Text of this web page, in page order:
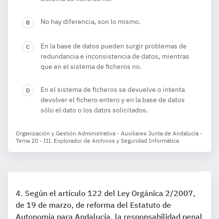
No hay diferencia, son lo mismo.
En la base de datos pueden surgir problemas de
redundancia e inconsistencia de datos, mientras
que en el sistema de ficheros no.
En el sistema de ficheros se devuelve o intenta
devolver el fichero entero y en la base de datos
sólo el dato o los datos solicitados.
Organización y Gestión Administrativa - Auxiliares Junta de Andalucía -
Tema 20 - III. Explorador de Archivos y Seguridad Informática
Según el artículo 122 del Ley Orgánica 2/2007,
de 19 de marzo, de reforma del Estatuto de
Autonomía para Andalucía, la responsabilidad penal